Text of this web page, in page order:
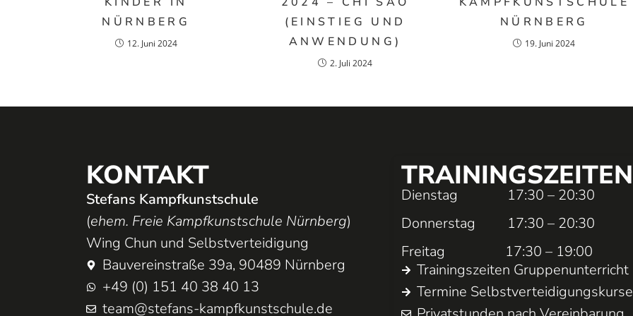
NÜRNBERG
12. Juni 2024
(EINSTIEG UND
ANWENDUNG)
2. Juli 2024
NÜRNBERG
19. Juni 2024
KONTAKT
Stefans Kampfkunstschule
(ehem. Freie Kampfkunstschule Nürnberg)
Wing Chun und Selbstverteidigung
Bauvereinstraße 39a, 90489 Nürnberg
+49 (0) 151 40 38 40 13
team@stefans-kampfkunstschule.de
TRAININGS­ZEITEN
Dienstag 17:30 – 20:30
Donnerstag 17:30 – 20:30
Freitag 17:30 – 19:00
Trainings­zeiten Gruppen­unterricht
Termine Selbst­ver­teidigungs­kurse